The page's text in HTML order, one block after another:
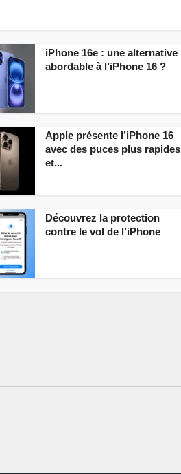
iPhone 16e : une alternative
abordable à l’iPhone 16 ?
Apple présente l’iPhone 16
avec des puces plus rapides
et...
Découvrez la protection
contre le vol de l’iPhone